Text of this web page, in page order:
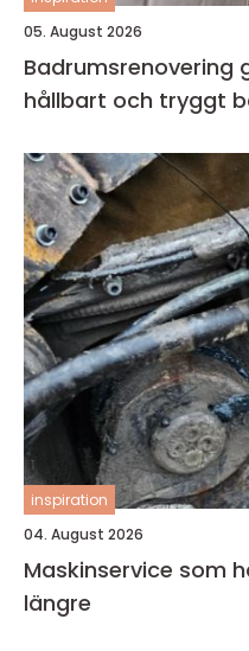
05. August 2026
Badrumsrenovering gotland så
hållbart och tryggt
inspiration
04. August 2026
Maskinservice som
längre